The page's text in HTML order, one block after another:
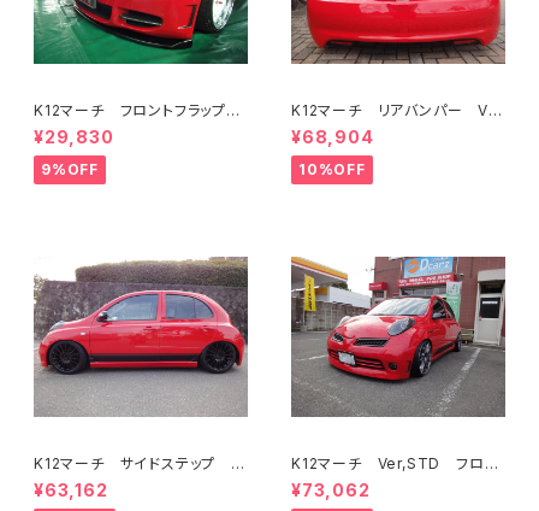
K12マーチ フロントフラップス
ポイラー Ver,euro STD共
通
¥29,830
9%OFF
K12マーチ リアバンパー Ve
r,euro STD共通
¥68,904
10%OFF
K12マーチ サイドステップ V
er,euro STD共通
¥63,162
K12マーチ Ver,STD フロン
トバンパー
¥73,062